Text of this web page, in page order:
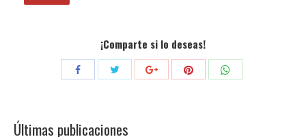
¡Comparte si lo deseas!
Compartir CompartirCompartirCompartir
Últimas publicaciones